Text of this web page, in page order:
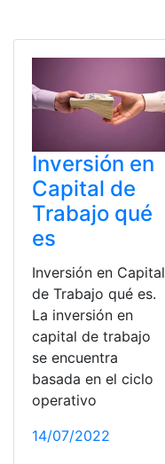
Inversión en
Capital de
Trabajo qué
es
Inversión en Capital
de Trabajo qué es.
La inversión en
capital de trabajo
se encuentra
basada en el ciclo
operativo
14/07/2022